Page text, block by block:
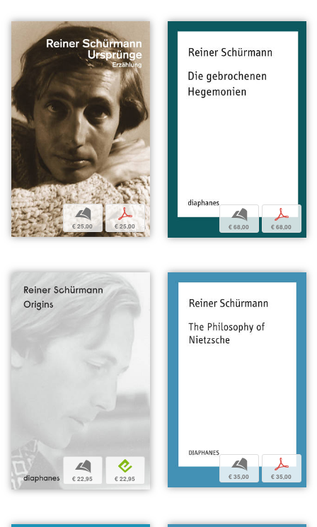
b
€ 25,00
p
€ 25,00
b
€ 68,00
p
€ 68,00
b
€ 22,95
e
€ 22,95
b
€ 35,00
p
€ 35,00